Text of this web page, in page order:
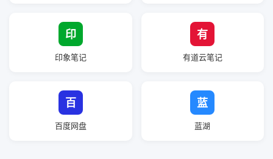
印
印象笔记
有
有道云笔记
百
百度网盘
蓝
蓝湖